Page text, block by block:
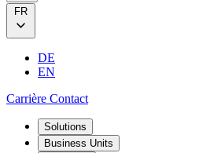
FR
DE
EN
Carrière Contact
Solutions
Business Units